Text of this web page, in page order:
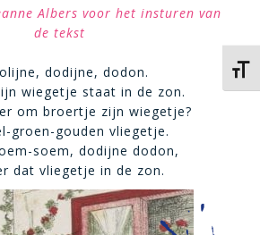
Albers voor het insturen van
de tekst
dodijne, dodon.
wiegetje staat in de zon.
om broertje zijn wiegetje?
groen-gouden vliegetje.
soem, dodijne dodon,
dat vliegetje in de zon.